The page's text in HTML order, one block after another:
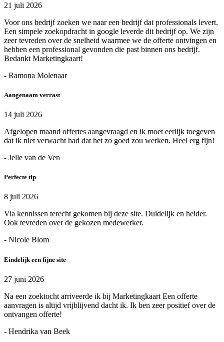
21 juli 2026
Voor ons bedrijf zoeken we naar een bedrijf dat professionals levert.
Een simpele zoekopdracht in google leverde dit bedrijf op. We zijn
zeer tevreden over de snelheid waarmee we de offerte ontvingen en
hebben een professional gevonden die past binnen ons bedrijf.
Bedankt Marketingkaart!
- Ramona Molenaar
Aangenaam verrast
14 juli 2026
Afgelopen maand offertes aangevraagd en ik moet eerlijk toegeven
dat ik niet verwacht had dat het zo goed zou werken. Heel erg fijn!
- Jelle van de Ven
Perfecte tip
8 juli 2026
Via kennissen terecht gekomen bij deze site. Duidelijk en helder.
Ook tevreden over de gekozen medewerker.
- Nicole Blom
Eindelijk een fijne site
27 juni 2026
Na een zoektocht arriveerde ik bij Marketingkaart Een offerte
aanvragen is altijd vrijblijvend dacht ik. Ik ben zeer positief over de
ontvangen offerte!
- Hendrika van Beek